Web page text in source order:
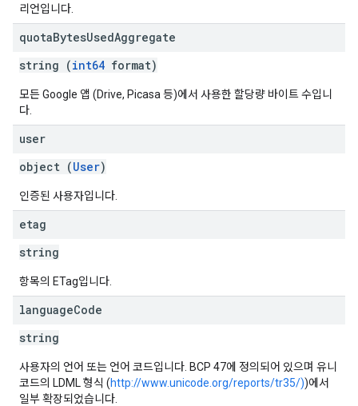
리언입니다.
quotaBytesUsedAggregate
string (int64 format)
모든 Google 앱 (Drive, Picasa 등)에서 사용한 할당량 바이트 수입니
다.
user
object (User)
인증된 사용자입니다.
etag
string
항목의 ETag입니다.
languageCode
string
사용자의 언어 또는 언어 코드입니다. BCP 47에 정의되어 있으며 유니
코드의 LDML 형식 (http://www.unicode.org/reports/tr35/))에서
일부 확장되었습니다.